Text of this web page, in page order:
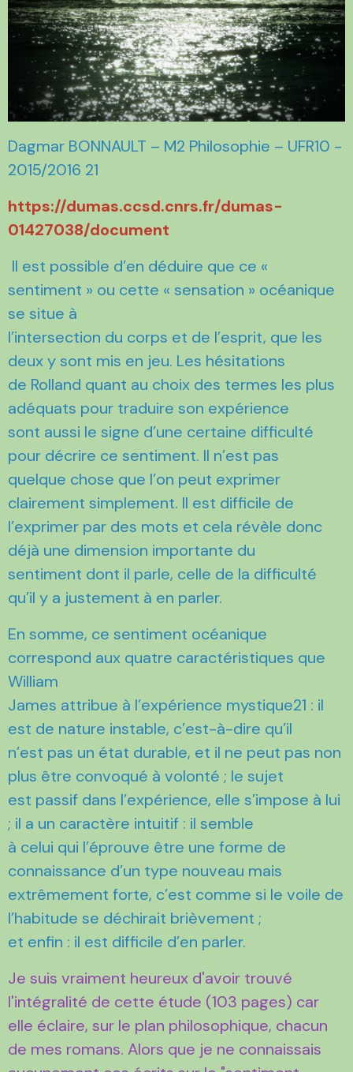
Dagmar BONNAULT – M2 Philosophie – UFR10 -
2015/2016 21
https://dumas.ccsd.cnrs.fr/dumas-
01427038/document
Il est possible d’en déduire que ce «
sentiment » ou cette « sensation » océanique
se situe à
l’intersection du corps et de l’esprit, que les
deux y sont mis en jeu. Les hésitations
de Rolland quant au choix des termes les plus
adéquats pour traduire son expérience
sont aussi le signe d’une certaine difficulté
pour décrire ce sentiment. Il n’est pas
quelque chose que l’on peut exprimer
clairement simplement. Il est difficile de
l’exprimer par des mots et cela révèle donc
déjà une dimension importante du
sentiment dont il parle, celle de la difficulté
qu’il y a justement à en parler.
En somme, ce sentiment océanique
correspond aux quatre caractéristiques que
William
James attribue à l’expérience mystique21 : il
est de nature instable, c’est-à-dire qu’il
n’est pas un état durable, et il ne peut pas non
plus être convoqué à volonté ; le sujet
est passif dans l’expérience, elle s’impose à lui
; il a un caractère intuitif : il semble
à celui qui l’éprouve être une forme de
connaissance d’un type nouveau mais
extrêmement forte, c’est comme si le voile de
l’habitude se déchirait brièvement ;
et enfin : il est difficile d’en parler.
Je suis vraiment heureux d'avoir trouvé
l'intégralité de cette étude (103 pages) car
elle éclaire, sur le plan philosophique, chacun
de mes romans. Alors que je ne connaissais